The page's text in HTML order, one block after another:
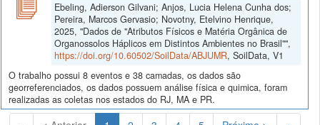
Ebeling, Adierson Gilvani; Anjos, Lucia Helena Cunha dos;
Pereira, Marcos Gervasio; Novotny, Etelvino Henrique,
2025, "Dados de "Atributos Físicos e Matéria Orgânica de
Organossolos Háplicos em Distintos Ambientes no Brasil"",
https://doi.org/10.60502/SoilData/ABJUMR, SoilData, V1
O trabalho possui 8 eventos e 38 camadas, os dados são
georreferenciados, os dados possuem análise física e quimica, foram
realizadas as coletas nos estados do RJ, MA e PR.